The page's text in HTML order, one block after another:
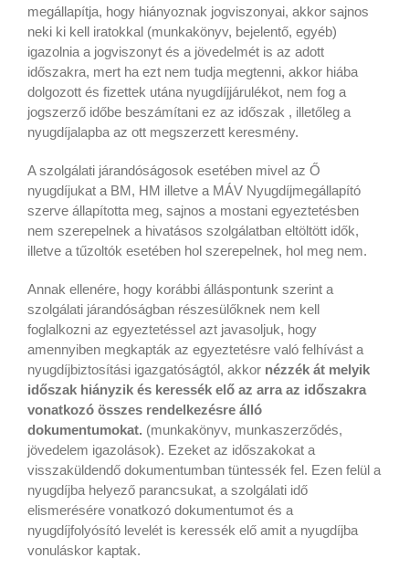
megállapítja, hogy hiányoznak jogviszonyai, akkor sajnos
neki ki kell iratokkal (munkakönyv, bejelentő, egyéb)
igazolnia a jogviszonyt és a jövedelmét is az adott
időszakra, mert ha ezt nem tudja megtenni, akkor hiába
dolgozott és fizettek utána nyugdíjjárulékot, nem fog a
jogszerző időbe beszámítani ez az időszak , illetőleg a
nyugdíjalapba az ott megszerzett keresmény.
A szolgálati járandóságosok esetében mivel az Ő
nyugdíjukat a BM, HM illetve a MÁV Nyugdíjmegállapító
szerve állapította meg, sajnos a mostani egyeztetésben
nem szerepelnek a hivatásos szolgálatban eltöltött idők,
illetve a tűzoltók esetében hol szerepelnek, hol meg nem.
Annak ellenére, hogy korábbi álláspontunk szerint a
szolgálati járandóságban részesülőknek nem kell
foglalkozni az egyeztetéssel azt javasoljuk, hogy
amennyiben megkapták az egyeztetésre való felhívást a
nyugdíjbiztosítási igazgatóságtól, akkor nézzék át melyik
időszak hiányzik és keressék elő az arra az időszakra
vonatkozó összes rendelkezésre álló
dokumentumokat. (munkakönyv, munkaszerződés,
jövedelem igazolások). Ezeket az időszakokat a
visszaküldendő dokumentumban tüntessék fel. Ezen felül a
nyugdíjba helyező parancsukat, a szolgálati idő
elismerésére vonatkozó dokumentumot és a
nyugdíjfolyósító levelét is keressék elő amit a nyugdíjba
vonuláskor kaptak.